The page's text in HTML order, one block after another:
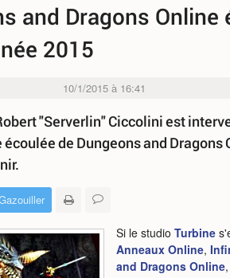
and Dragons
2015
10/1/2015 à 16:41
"Serverlin" Ciccolini est
écoulée de Dungeons and
Si le studio Turbine
Anneaux Online,
and Dragons Online